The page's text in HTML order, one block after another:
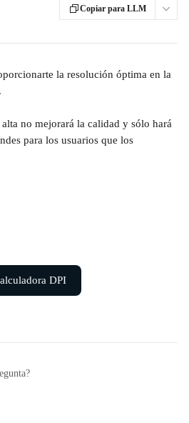
Copiar para LLM
la resolución óptima en la
no mejorará la calidad y sólo hará
para los usuarios que los
DPI